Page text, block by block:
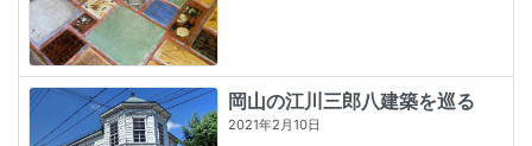
岡山の江川三郎八建築を巡る
2021年2月10日